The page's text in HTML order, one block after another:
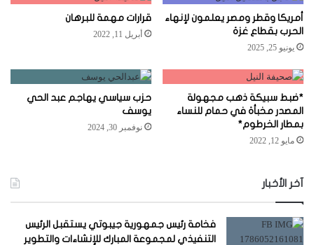
أمريكا وقطر ومصر يعلمون لإنهاء
الحرب بقطاع غزة
يونيو 25, 2025
قرارات مهمة للبرهان
أبريل 11, 2022
*ضبط سبيكة ذهب مجهولة
المصدر مخبأة في حمام للنساء
بمطار الخرطوم*
مايو 12, 2022
حزب سياسي يهاجم عبد الحي
يوسف
نوفمبر 30, 2024
آخر الأخبار
فخامة رئيس جمهورية جيبوتي يستقبل الرئيس
التنفيذي لمجموعة المبارك للإنشاءات والتطوير